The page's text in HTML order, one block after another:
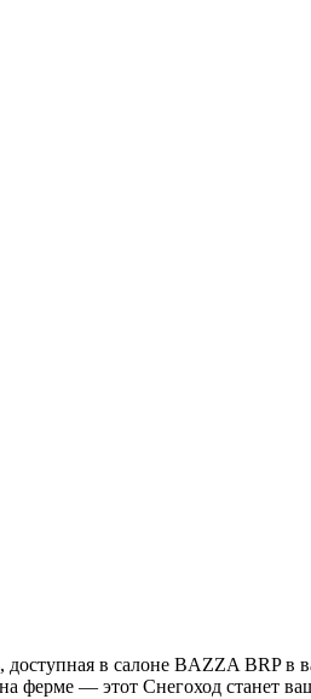
в салоне BAZZA BRP в
на ферме — этот Снегоход станет